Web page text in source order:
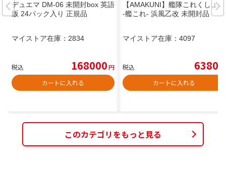
デュエマ DM-06 未開封box 英語
版 24パック入り 正規品
マイストア在庫： 2834
税込 168000円
カートに入れる
【AMAKUNI】艦隊これくしょん
-艦これ- 浜風乙改 未開封品
マイストア在庫： 4097
税込 6380
カートに入れる
このカテゴリをもっと見る